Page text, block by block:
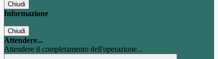
Chiudi
Informazione
Chiudi
Attendere...
Attendere il completamento dell'operazione...